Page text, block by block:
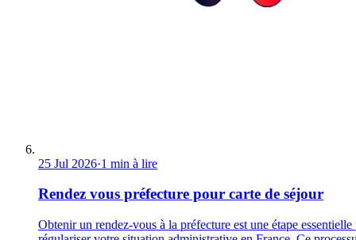
25 Jul 2026·1 min à lire
Rendez vous préfecture pour carte de séjour
Obtenir un rendez-vous à la préfecture est une étape essentielle